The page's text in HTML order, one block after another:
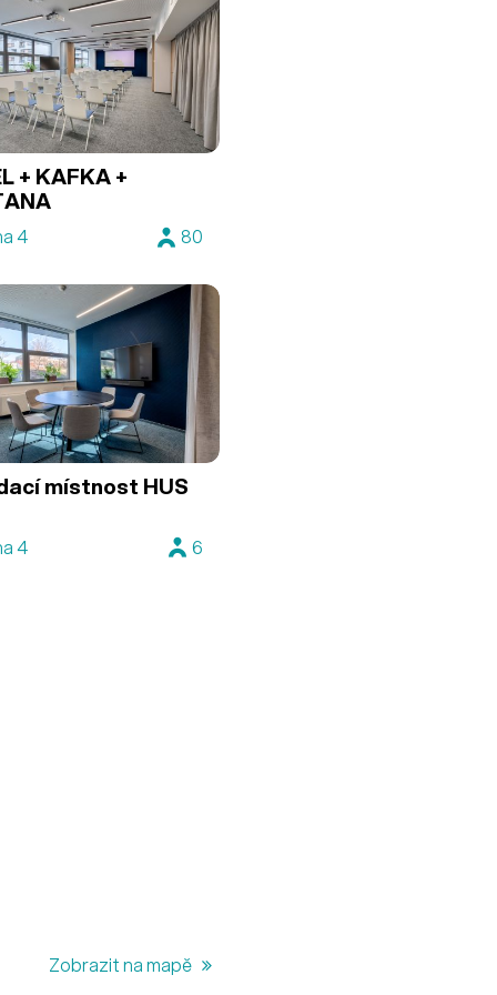
+ KAFKA +
4 80
místnost HUS
4 6
Zobrazit na mapě